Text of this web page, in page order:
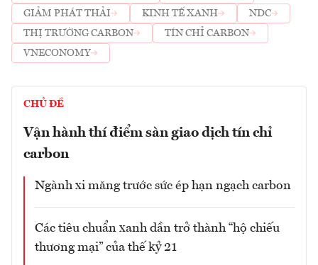
GIẢM PHÁT THẢI
KINH TẾ XANH
NDC
THỊ TRƯỜNG CARBON
TÍN CHỈ CARBON
VNECONOMY
CHỦ ĐỀ
Vận hành thí điểm sàn giao dịch tín chỉ
carbon
Ngành xi măng trước sức ép hạn ngạch carbon
Các tiêu chuẩn xanh dần trở thành “hộ chiếu
thương mại” của thế kỷ 21